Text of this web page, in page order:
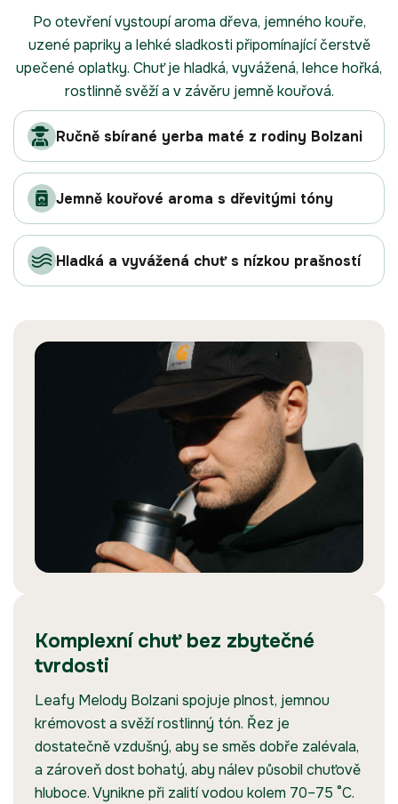
Po otevření vystoupí aroma dřeva, jemného kouře,
uzené papriky a lehké sladkosti připomínající čerstvě
upečené oplatky. Chuť je hladká, vyvážená, lehce hořká,
rostlinně svěží a v závěru jemně kouřová.
Ručně sbírané yerba maté z rodiny Bolzani
Jemně kouřové aroma s dřevitými tóny
Hladká a vyvážená chuť s nízkou prašností
Komplexní chuť bez zbytečné
tvrdosti
Leafy Melody Bolzani spojuje plnost, jemnou
krémovost a svěží rostlinný tón. Řez je
dostatečně vzdušný, aby se směs dobře zalévala,
a zároveň dost bohatý, aby nálev působil chuťově
hluboce. Vynikne při zalití vodou kolem 70–75 °C.